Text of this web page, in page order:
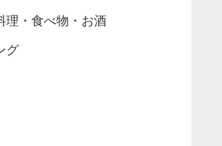
理・食べ物・お酒
グ